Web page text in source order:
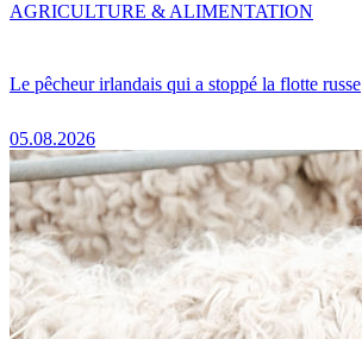
Le pêcheur irlandais qui a stoppé la flotte russe
05.08.2026
AGRICULTURE & ALIMENTATION